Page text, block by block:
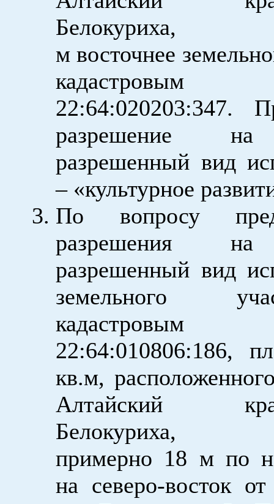
м восточнее
кадастровым
22:64:020203:347.
разрешение на
разрешенный вид
– «культурное
По вопросу
разрешения на
разрешенный вид
земельного
кадастровым
22:64:010806:186,
кв.м,
Алтайский
примерно 18 м по
на северо-восток